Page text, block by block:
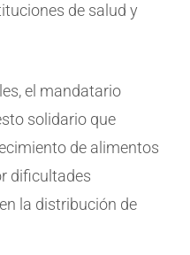
de salud y
el mandatario
solidario que
de alimentos
dificultades
la distribución de